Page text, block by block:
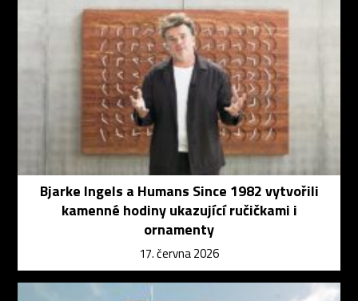
Bjarke Ingels a Humans Since 1982 vytvořili
kamenné hodiny ukazující ručičkami i
ornamenty
17. června 2026